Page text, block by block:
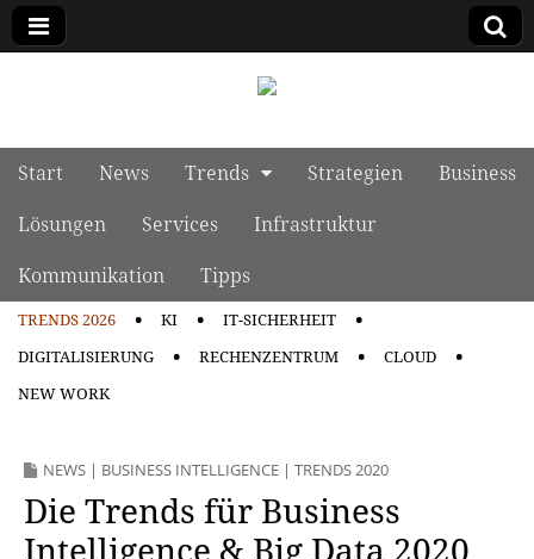
Main menu
Skip to content
Start News Trends Strategien
Business
Lösungen
Services
Infrastruktur
Kommunikation
Tipps
TRENDS 2026 KI
IT-SICHERHEIT
DIGITALISIERUNG
RECHENZENTRUM
CLOUD
NEW WORK
NEWS | BUSINESS INTELLIGENCE | TRENDS 2020
Die Trends für Business
Intelligence & Big Data 2020